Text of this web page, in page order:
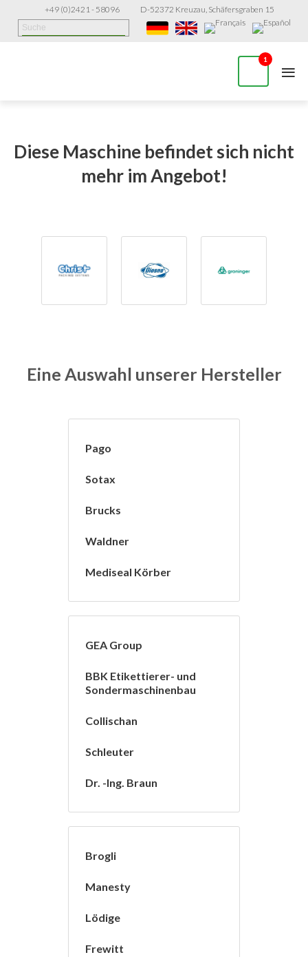
+49 (0)2421 - 58096 D-52372 Kreuzau, Schäfersgraben 15
1 ≡
Diese Maschine befindet sich nicht
mehr im Angebot!
Eine Auswahl unserer Hersteller
Pago
Sotax
Brucks
Waldner
Mediseal Körber
GEA Group
BBK Etikettierer- und
Sondermaschinenbau
Collischan
Schleuter
Dr. -Ing. Braun
Brogli
Manesty
Lödige
Frewitt